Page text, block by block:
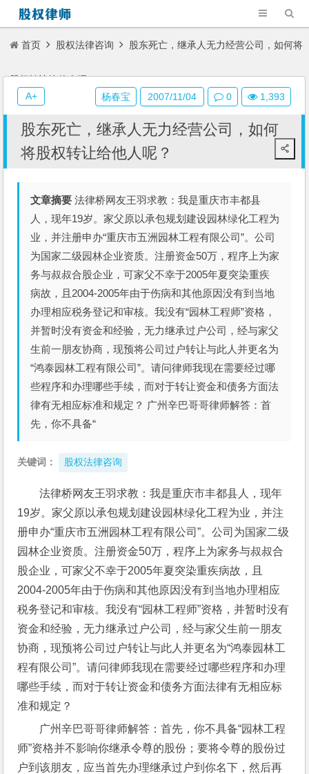
首页 股权法律咨询 股东死亡，继承人无力经营公司，如何将
股权转让给他人呢？
股东死亡，继承人无力经营公司，如何
将股权转让给他人呢？
文章摘要 法律桥网友王羽求教：我是重庆市丰都县
人，现年19岁。家父原以承包规划建设园林绿化工程为
业，并注册申办“重庆市五洲园林工程有限公司”。公司
为国家二级园林企业资质。注册资金50万，程序上为家
务与叔叔合股企业，可家父不幸于2005年夏突染重疾
病故，且2004-2005年由于伤病和其他原因没有到当地
办理相应税务登记和审核。我没有“园林工程师”资格，
并暂时没有资金和经验，无力继承过户公司，经与家父
生前一朋友协商，现预将公司过户转让与此人并更名为
“鸿泰园林工程有限公司”。请问律师我现在需要经过哪
些程序和办理哪些手续，而对于转让资金和债务方面法
律有无相应标准和规定？ 广州辛巴哥哥律师解答：首
先，你不具备“
关键词： 股权法律咨询
法律桥网友王羽求教：我是重庆市丰都县人，现年
19岁。家父原以承包规划建设园林绿化工程为业，并注
册申办“重庆市五洲园林工程有限公司”。公司为国家二级
园林企业资质。注册资金50万，程序上为家务与叔叔合
股企业，可家父不幸于2005年夏突染重疾病故，且
2004-2005年由于伤病和其他原因没有到当地办理相应
税务登记和审核。我没有“园林工程师”资格，并暂时没有
资金和经验，无力继承过户公司，经与家父生前一朋友
协商，现预将公司过户转让与此人并更名为“鸿泰园林工
程有限公司”。请问律师我现在需要经过哪些程序和办理
哪些手续，而对于转让资金和债务方面法律有无相应标
准和规定？
广州辛巴哥哥律师解答：首先，你不具备“园林工程
师”资格并不影响你继承令尊的股份；要将令尊的股份过
户到该朋友，应当首先办理继承过户到你名下，然后再
杨春宝 2007/11/04 0 1,393
A+